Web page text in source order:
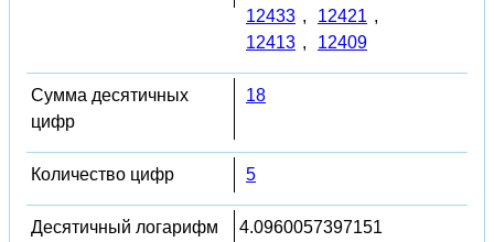
12433 , 12421 ,
12413 , 12409
Сумма десятичных
цифр
18
Количество цифр 5
Десятичный логарифм
4.0960057397151